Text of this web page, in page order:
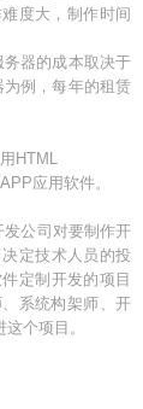
度大，制作时间
器的成本取决于
例，每年的租赁
HTML
应用软件。
公司对要制作开
定技术人员的投
定制开发的项目
系统构架师、开
个项目。